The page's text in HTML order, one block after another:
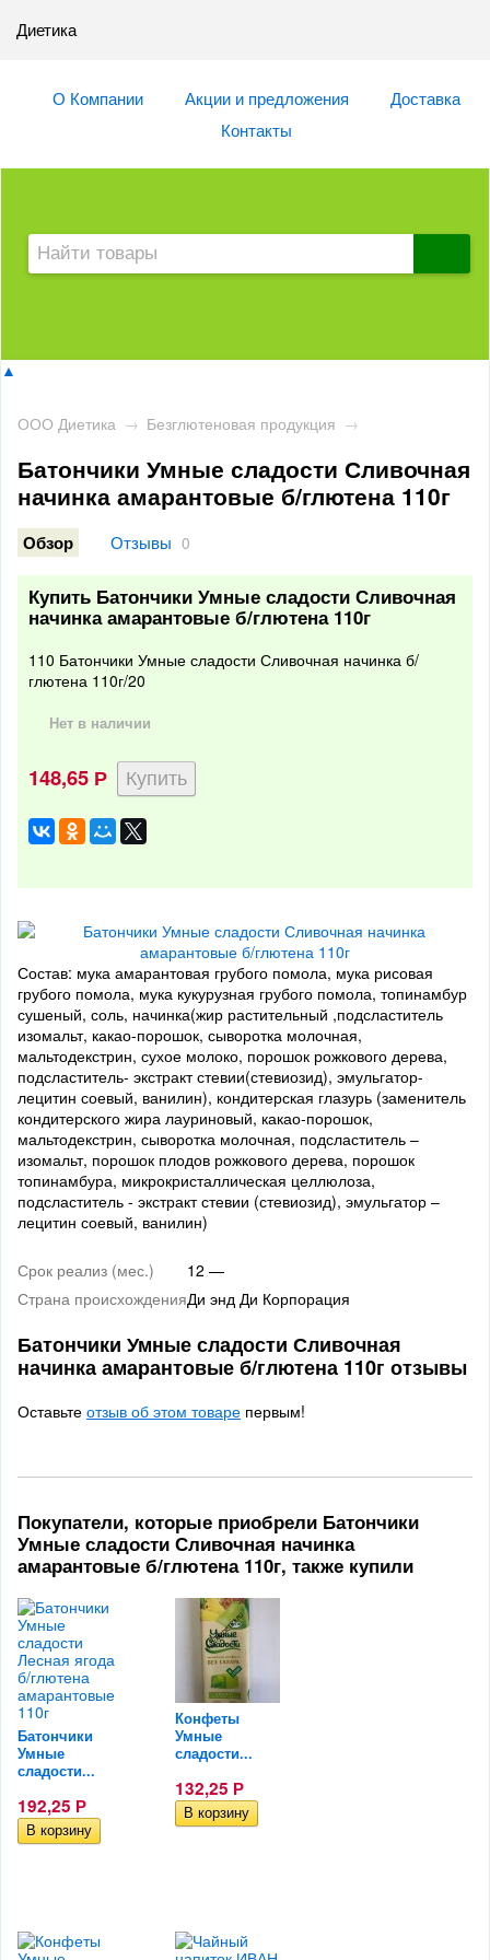
Диетика
О Компании Акции и предложения
Доставка
Контакты
▲
ООО Диетика → Безглютеновая продукция →
Батончики Умные сладости Сливочная
начинка амарантовые б/глютена 110г
Обзор Отзывы 0
Купить Батончики Умные сладости Сливочная
начинка амарантовые б/глютена 110г
110 Батончики Умные сладости Сливочная начинка б/
глютена 110г/20
Нет в наличии
148,65 Р
Состав: мука амарантовая грубого помола, мука рисовая
грубого помола, мука кукурузная грубого помола, топинамбур
сушеный, соль, начинка(жир растительный ,подсластитель
изомальт, какао-порошок, сыворотка молочная,
мальтодекстрин, сухое молоко, порошок рожкового дерева,
подсластитель- экстракт стевии(стевиозид), эмульгатор-
лецитин соевый, ванилин), кондитерская глазурь (заменитель
кондитерского жира лауриновый, какао-порошок,
мальтодекстрин, сыворотка молочная, подсластитель –
изомальт, порошок плодов рожкового дерева, порошок
топинамбура, микрокристаллическая целлюлоза,
подсластитель - экстракт стевии (стевиозид), эмульгатор –
лецитин соевый, ванилин)
Срок реализ (мес.)
12 —
Страна происхожденияДи энд Ди Корпорация
Батончики Умные сладости Сливочная
начинка амарантовые б/глютена 110г отзывы
Оставьте отзыв об этом товаре первым!
Покупатели, которые приобрели Батончики
Умные сладости Сливочная начинка
амарантовые б/глютена 110г, также купили
Батончики
Умные
сладости...
192,25 Р
Конфеты
Умные
сладости...
132,25 Р